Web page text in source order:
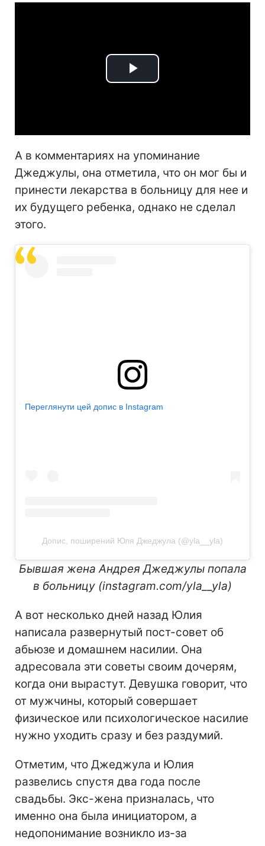
Play
А в комментариях на упоминание
Джеджулы, она отметила, что он мог бы и
принести лекарства в больницу для нее и
их будущего ребенка, однако не сделал
этого.
Переглянути цей допис в Instagram
Допис, поширений Юля Джеджула (@yla__yla)
Бывшая жена Андрея Джеджулы попала
в больницу (instagram.com/yla__yla)
А вот несколько дней назад Юлия
написала развернутый пост-совет об
абьюзе и домашнем насилии. Она
адресовала эти советы своим дочерям,
когда они вырастут. Девушка говорит, что
от мужчины, который совершает
физическое или психологическое насилие
нужно уходить сразу и без раздумий.
Отметим, что Джеджула и Юлия
развелись спустя два года после
свадьбы. Экс-жена призналась, что
именно она была инициатором, а
недопонимание возникло из-за